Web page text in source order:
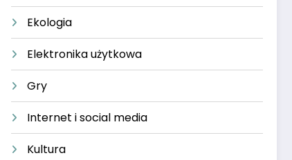
Ekologia
Elektronika użytkowa
Gry
Internet i social media
Kultura